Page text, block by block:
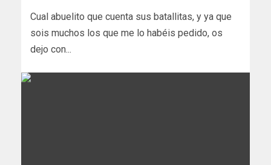
Cual abuelito que cuenta sus batallitas, y ya que
sois muchos los que me lo habéis pedido, os
dejo con...